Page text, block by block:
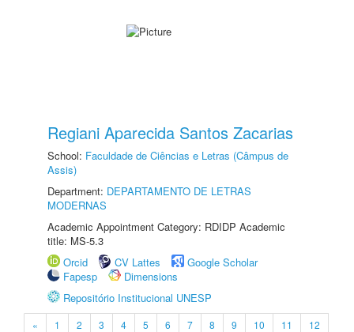
Regiani Aparecida Santos Zacarias
School: Faculdade de Ciências e Letras (Câmpus de
Assis)
Department: DEPARTAMENTO DE LETRAS
MODERNAS
Academic Appointment Category: RDIDP Academic
title: MS-5.3
Orcid
CV Lattes
Google Scholar
Fapesp
Dimensions
Repositório Institucional UNESP
« 1 2 3 4 5 6 7 8 9 10 11
12